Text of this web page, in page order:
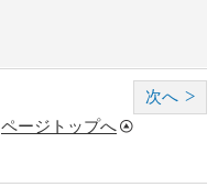
次へ
ページトップへ